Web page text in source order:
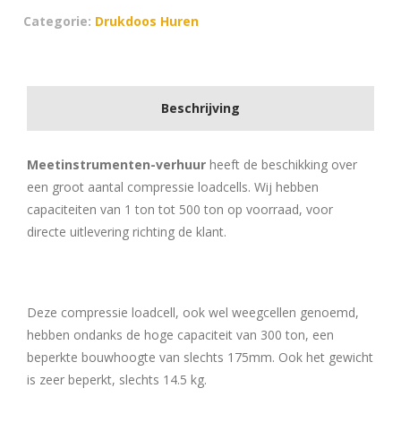
Categorie: Drukdoos Huren
Beschrijving
Meetinstrumenten-verhuur heeft de beschikking over
een groot aantal compressie loadcells. Wij hebben
capaciteiten van 1 ton tot 500 ton op voorraad, voor
directe uitlevering richting de klant.
Deze compressie loadcell, ook wel weegcellen genoemd,
hebben ondanks de hoge capaciteit van 300 ton, een
beperkte bouwhoogte van slechts 175mm. Ook het gewicht
is zeer beperkt, slechts 14.5 kg.